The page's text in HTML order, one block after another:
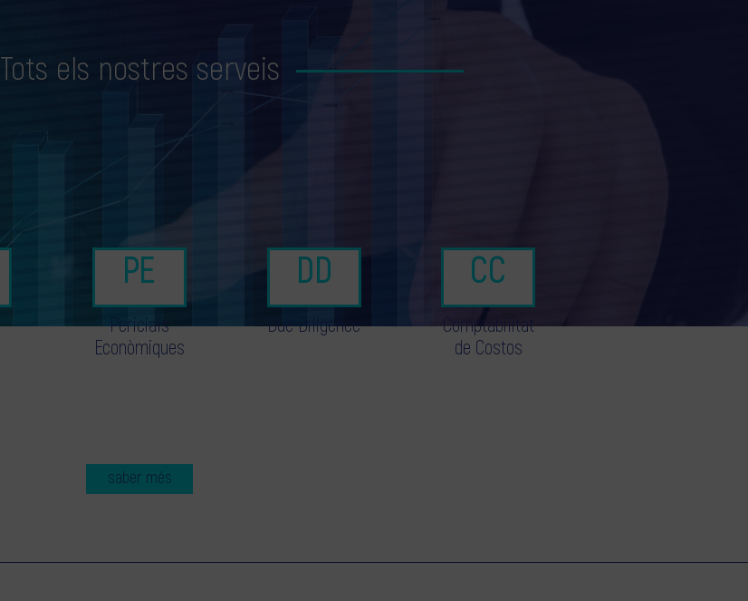
Tots els nostres serveis
Pericials
Econòmiques
Due Diligence
Comptabilitat
de Costos
saber més